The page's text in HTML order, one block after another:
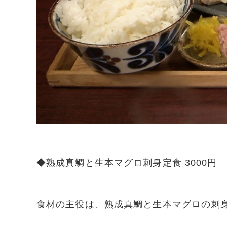
◆熟成真鯛と生本マグロ刺身定食 3000円
食材の主役は、熟成真鯛と生本マグロの刺